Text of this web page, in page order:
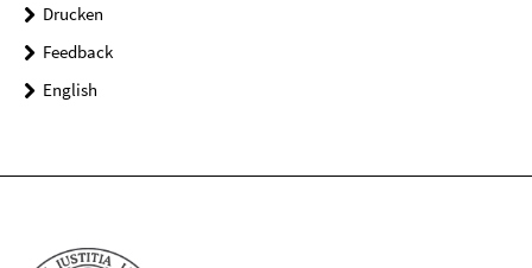
Drucken
Feedback
English